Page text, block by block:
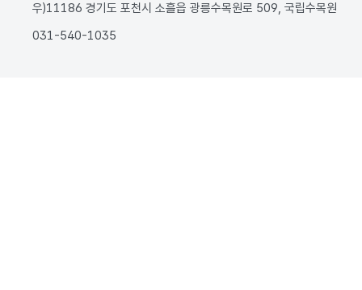
우)11186 경기도 포천시 소흘읍 광릉수목원로 509, 국립수목원
031-540-1035